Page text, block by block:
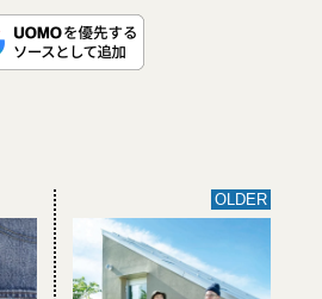
OLDER